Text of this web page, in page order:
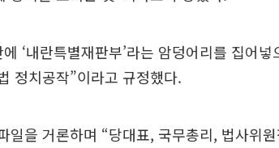
‘내란특별재판부’라는 암덩어리를 집어
정치공작”이라고 규정했다.
일을 거론하며 “당대표, 국무총리, 법사위